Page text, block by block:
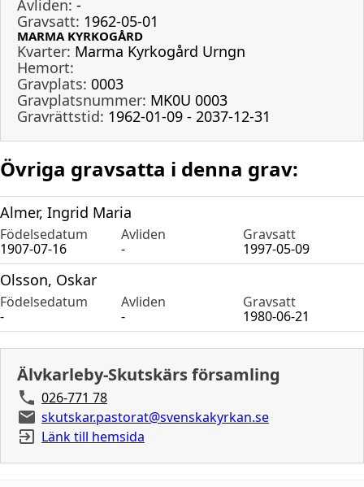
Avliden: -
Gravsatt: 1962-05-01
MARMA KYRKOGÅRD
Kvarter: Marma Kyrkogård Urngn
Hemort:
Gravplats: 0003
Gravplatsnummer: MK0U 0003
Gravrättstid: 1962-01-09 - 2037-12-31
Övriga gravsatta i denna grav:
Almer, Ingrid Maria
Födelsedatum Avliden
Gravsatt
1907-07-16
- 1997-05-09
Olsson, Oskar
Födelsedatum Avliden
Gravsatt
-
- 1980-06-21
Älvkarleby-Skutskärs församling
026-771 78
skutskar.pastorat@svenskakyrkan.se
Länk till hemsida